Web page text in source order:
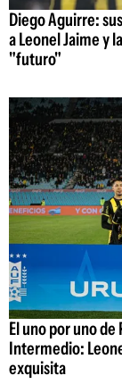
Diego Aguirre:
a Leonel Jaime y
"futuro"
El uno por uno
Intermedio:
exquisita